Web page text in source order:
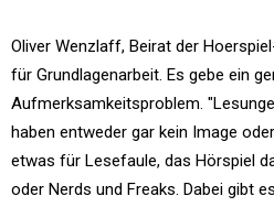
Oliver Wenzlaff, Beirat der
für Grundlagenarbeit. Es gebe ein
Aufmerksamkeitsproblem.
haben entweder gar kein Image
etwas für Lesefaule, das Hörspiel
oder Nerds und Freaks. Dabei gibt